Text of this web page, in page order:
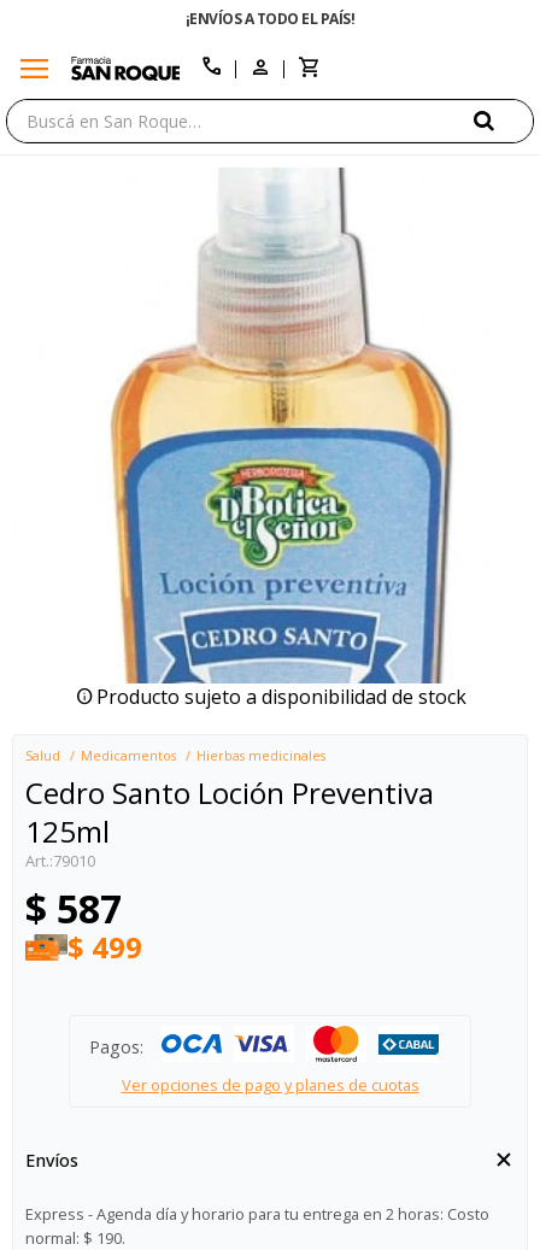
¡ENVÍOS A TODO EL PAÍS!
menu call
Producto sujeto a disponibilidad de stock
Salud Medicamentos Hierbas medicinales
Cedro Santo Loción Preventiva
125ml
79010
$ 587
$ 499
Pagos:
Ver opciones de pago y planes de cuotas
Envíos
Express - Agenda día y horario para tu entrega en 2 horas: Costo
normal: $ 190.
close